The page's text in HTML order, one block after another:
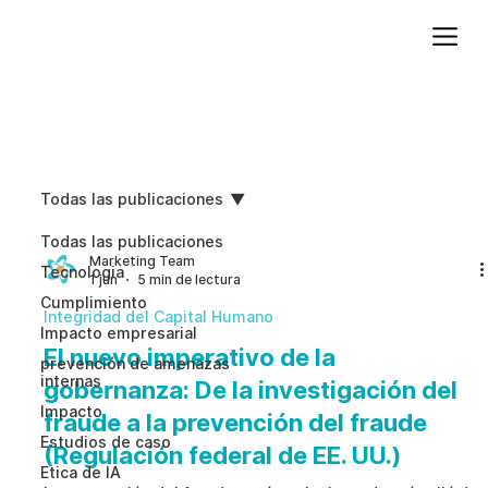
Todas las publicaciones
Tecnologia
Cumplimiento
Impacto empresarial
prevención de amenazas
internas
Impacto
Estudios de caso
Etica de IA
Todas las publicaciones
Marketing Team
1 jun
5 min de lectura
Integridad del Capital Humano
El nuevo imperativo de la
gobernanza: De la investigación del
fraude a la prevención del fraude
(Regulación federal de EE. UU.)